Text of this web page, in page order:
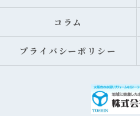
コラム
プライバシーポリシー